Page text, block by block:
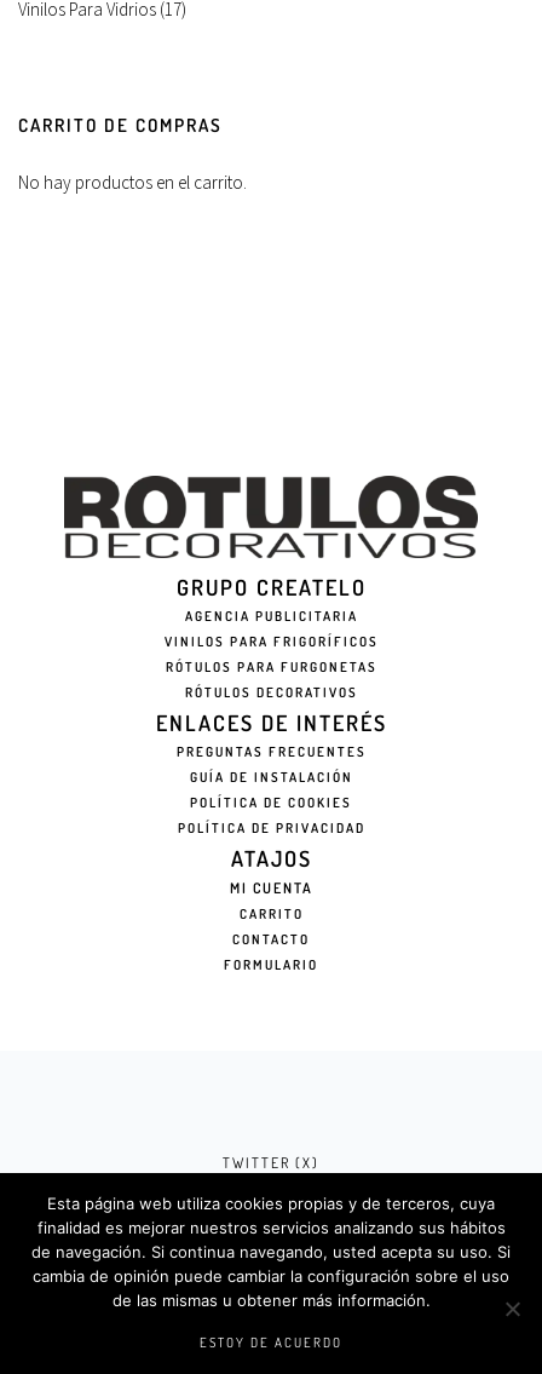
Vinilos Para Vidrios (17)
CARRITO DE COMPRAS
No hay productos en el carrito.
GRUPO CREATELO
AGENCIA PUBLICITARIA
VINILOS PARA FRIGORÍFICOS
RÓTULOS PARA FURGONETAS
RÓTULOS DECORATIVOS
ENLACES DE INTERÉS
PREGUNTAS FRECUENTES
GUÍA DE INSTALACIÓN
POLÍTICA DE COOKIES
POLÍTICA DE PRIVACIDAD
ATAJOS
MI CUENTA
CARRITO
CONTACTO
FORMULARIO
TWITTER (X)
FACEBOOK (META)
INSTAGRAM
Rotulosdecorativos.com © 2024. Diseño &
Codigos porCreatelo.com.es
Esta página web utiliza cookies propias y de terceros, cuya
finalidad es mejorar nuestros servicios analizando sus hábitos
de navegación. Si continua navegando, usted acepta su uso. Si
cambia de opinión puede cambiar la configuración sobre el uso
de las mismas u obtener más información.
ESTOY DE ACUERDO